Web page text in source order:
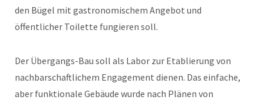
den Bügel mit gastronomischem Angebot und
öffentlicher Toilette fungieren soll.
Der Übergangs-Bau soll als Labor zur Etablierung von
nachbarschaftlichem Engagement dienen. Das einfache,
aber funktionale Gebäude wurde nach Plänen von